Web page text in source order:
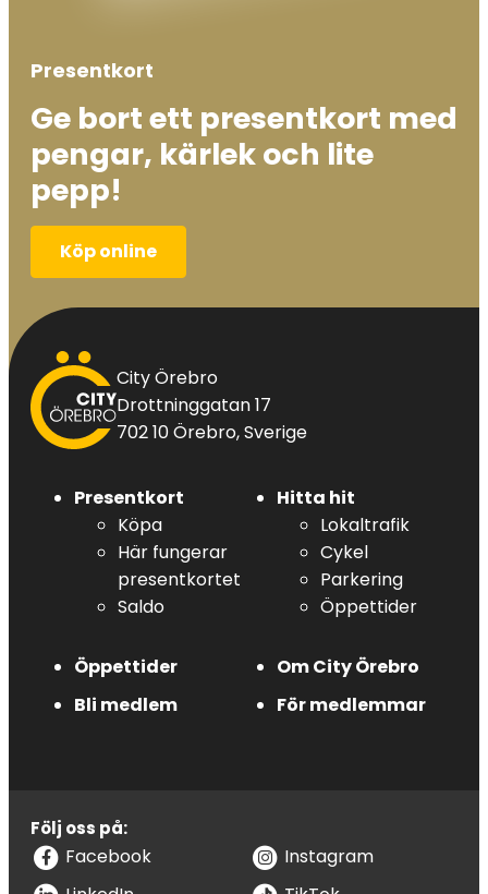
Presentkort
Ge bort ett presentkort med
pengar, kärlek och lite
pepp!
Köp online
City
Örebro
City Örebro
Drottninggatan 17
702 10 Örebro, Sverige
Presentkort
Köpa
Här fungerar
presentkortet
Saldo
Hitta hit
Lokaltrafik
Cykel
Parkering
Öppettider
Öppettider
Om City Örebro
Bli medlem
För medlemmar
Följ oss på:
Facebook
Instagram